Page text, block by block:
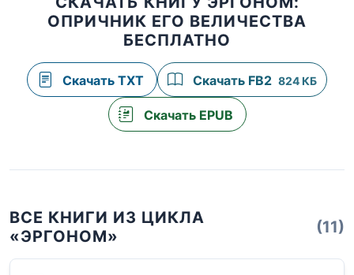
ОПРИЧНИК ЕГО ВЕЛИЧЕСТВА
БЕСПЛАТНО
Скачать TXT Скачать FB2 824 КБ
Скачать EPUB
ВСЕ КНИГИ ИЗ ЦИКЛА
«ЭРГОНОМ»
(11)